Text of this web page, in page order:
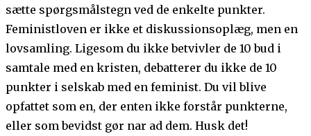
sætte spørgsmålstegn ved de enkelte punkter.
Feministloven er ikke et diskussionsoplæg, men en
lovsamling. Ligesom du ikke betvivler de 10 bud i
samtale med en kristen, debatterer du ikke de 10
punkter i selskab med en feminist. Du vil blive
opfattet som en, der enten ikke forstår punkterne,
eller som bevidst gør nar ad dem. Husk det!